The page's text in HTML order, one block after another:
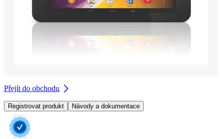
Přejít do obchodu
Registrovat produkt Návody a dokumentace